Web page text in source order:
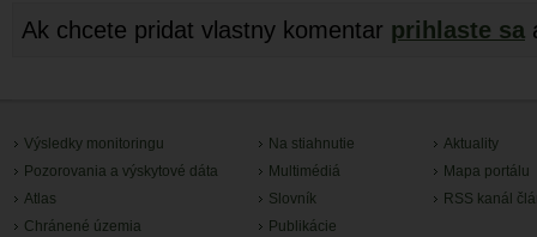
Ak chcete pridat vlastny komentar prihlaste sa
Výsledky monitoringu
Pozorovania a výskytové dáta
Atlas
Chránené územia
Na stiahnutie
Multimédiá
Slovník
Publikácie
Aktuality
Mapa portálu
RSS kanál